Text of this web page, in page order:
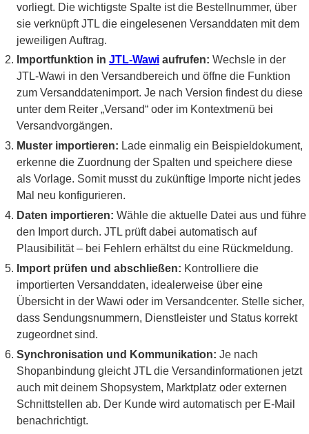
vorliegt. Die wichtigste Spalte ist die Bestellnummer, über
sie verknüpft JTL die eingelesenen Versanddaten mit dem
jeweiligen Auftrag.
Importfunktion in JTL-Wawi aufrufen: Wechsle in der
JTL-Wawi in den Versandbereich und öffne die Funktion
zum Versanddatenimport. Je nach Version findest du diese
unter dem Reiter „Versand“ oder im Kontextmenü bei
Versandvorgängen.
Muster importieren: Lade einmalig ein Beispieldokument,
erkenne die Zuordnung der Spalten und speichere diese
als Vorlage. Somit musst du zukünftige Importe nicht jedes
Mal neu konfigurieren.
Daten importieren: Wähle die aktuelle Datei aus und führe
den Import durch. JTL prüft dabei automatisch auf
Plausibilität – bei Fehlern erhältst du eine Rückmeldung.
Import prüfen und abschließen: Kontrolliere die
importierten Versanddaten, idealerweise über eine
Übersicht in der Wawi oder im Versandcenter. Stelle sicher,
dass Sendungsnummern, Dienstleister und Status korrekt
zugeordnet sind.
Synchronisation und Kommunikation: Je nach
Shopanbindung gleicht JTL die Versandinformationen jetzt
auch mit deinem Shopsystem, Marktplatz oder externen
Schnittstellen ab. Der Kunde wird automatisch per E-Mail
benachrichtigt.